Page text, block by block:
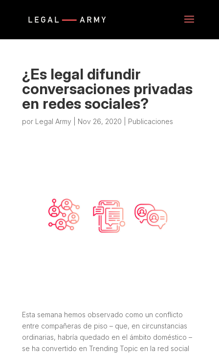
¿Es legal difundir
conversaciones privadas
en redes sociales?
por Legal Army Nov 26, 2020 Publicaciones
Esta semana hemos observado como un conflicto
entre compañeras de piso – que, en circunstancias
ordinarias, habría quedado en el ámbito doméstico –
se ha convertido en Trending Topic en la red social